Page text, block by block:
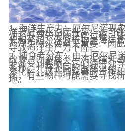
1. 海洋生产力：厄尔尼诺现
洋表层海水温度升高，这可
源上升到表层的正常过程，
长和繁殖。浮游植物是海洋
海洋生物来说至关重要。因
导致海洋生产力下降。
2. 捕食者分布：由于厄尔尼
改变，许多鱼类、海洋哺乳
能会受到影响。它们通常会
条件，并在不同的水域活动
变化时，这些捕食者的迁移
化，有些物种可能需要寻找
地。